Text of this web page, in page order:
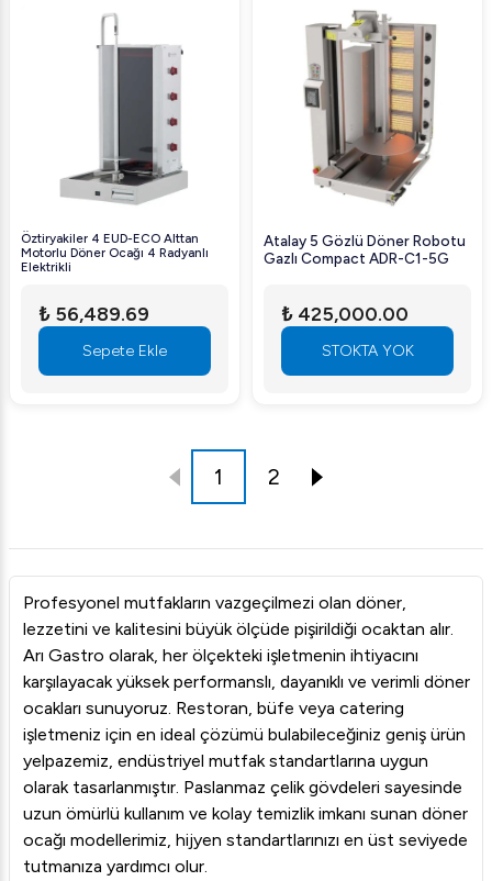
Öztiryakiler 4 EUD-ECO Alttan
Motorlu Döner Ocağı 4 Radyanlı
Elektrikli
₺ 56,489.69
Sepete Ekle
Atalay 5 Gözlü Döner Robotu
Gazlı Compact ADR-C1-5G
₺ 425,000.00
STOKTA YOK
1 2
Profesyonel mutfakların vazgeçilmezi olan döner,
lezzetini ve kalitesini büyük ölçüde pişirildiği ocaktan alır.
Arı Gastro olarak, her ölçekteki işletmenin ihtiyacını
karşılayacak yüksek performanslı, dayanıklı ve verimli döner
ocakları sunuyoruz. Restoran, büfe veya catering
işletmeniz için en ideal çözümü bulabileceğiniz geniş ürün
yelpazemiz, endüstriyel mutfak standartlarına uygun
olarak tasarlanmıştır. Paslanmaz çelik gövdeleri sayesinde
uzun ömürlü kullanım ve kolay temizlik imkanı sunan döner
ocağı modellerimiz, hijyen standartlarınızı en üst seviyede
tutmanıza yardımcı olur.